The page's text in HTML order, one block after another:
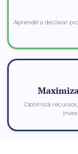
Aprendé a declarar
Optimizá